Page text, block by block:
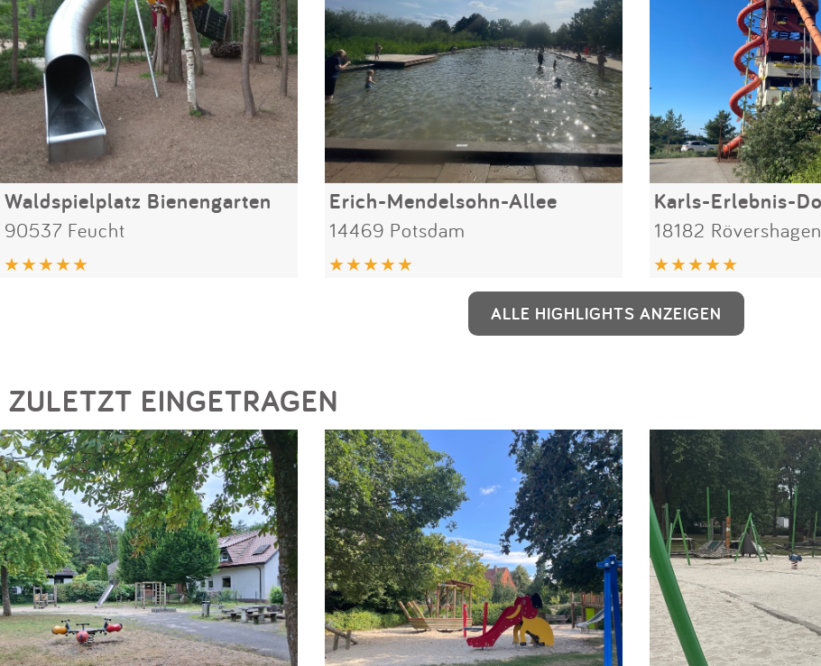
Waldspielplatz Bienengarten
90537 Feucht
Erich-Mendelsohn-Allee
14469 Potsdam 18182 Rövershagen
ALLE HIGHLIGHTS ANZEIGEN
ZULETZT EINGETRAGEN